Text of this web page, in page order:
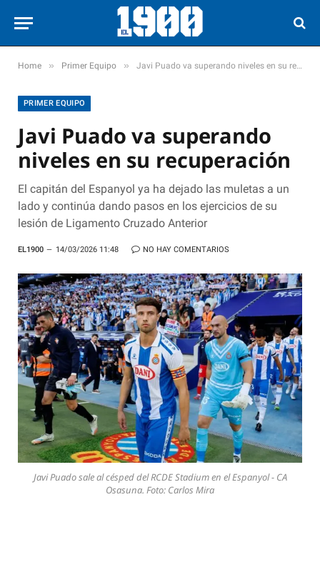
Home » Primer Equipo » Javi Puado va superando niveles en su recuperación
PRIMER EQUIPO
Javi Puado va superando
niveles en su recuperación
El capitán del Espanyol ya ha dejado las muletas a un
lado y continúa dando pasos en los ejercicios de su
lesión de Ligamento Cruzado Anterior
EL1900 14/03/2026 11:48 NO HAY COMENTARIOS
Javi Puado sale al césped del RCDE Stadium en el Espanyol - CA
Osasuna. Foto: Carlos Mira